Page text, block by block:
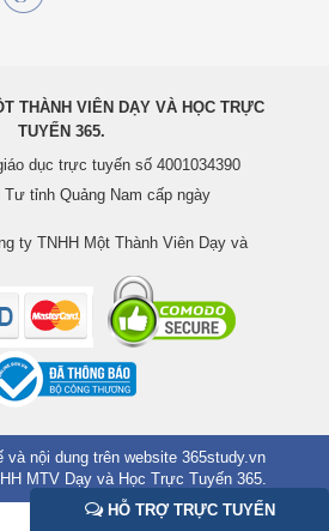
THÀNH VIÊN DẠY VÀ HỌC TRỰC
TUYẾN 365.
dục trực tuyến số 4001034390
tỉnh Quảng Nam cấp ngày
ty TNHH Một Thành Viên Dạy và
nội dung trên website 365study.vn
MTV Dạy và Học Trực Tuyến 365.
HỖ TRỢ TRỰC TUYẾN